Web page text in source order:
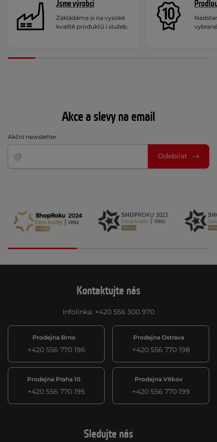
Jsme výrobci
Zakládáme si na vysoké
kvalitě produktů i služeb.
Akce a slevy na email
Akční newsletter
Odebírat
Kontaktujte nás
Infolinka: +420 556 300 970
Prodejna Brno
+420 556 770 196
Prodejna Ostrava
+420 556 770 198
Prodejna Praha 10
+420 556 770 195
Prodejna Vítkov
+420 556 770 199
Sledujte nás